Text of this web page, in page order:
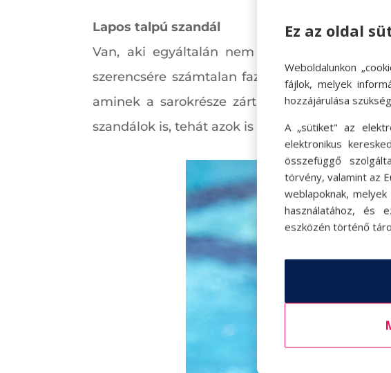
Lapos talpú szandál
Van, aki egyáltalán nem szereti, ha a
szerencsére számtalan fazonú lapos sarkú
aminek a sarokrésze zárt, így meg tudja
szandálok is, tehát azok is kedvükre
Ez az oldal
Weboldalunkon
fájlok, melyek
hozzájárulása
A „sütiket" az
elektronikus
összefüggő
törvény, valamint az
weblapoknak,
használatához, és
eszközén történő